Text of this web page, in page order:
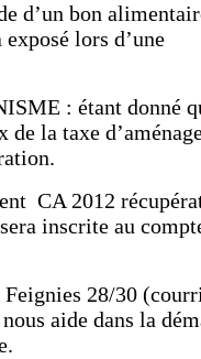
d’un bon
lors d’une
: étant donné
la taxe
CA 2012
inscrite au
28/30
aide dans la